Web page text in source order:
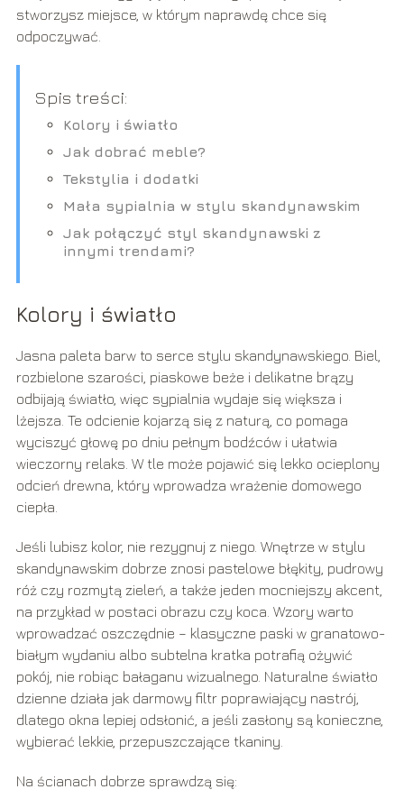
stworzysz miejsce, w którym naprawdę chce się
odpoczywać.
Spis treści:
Kolory i światło
Jak dobrać meble?
Tekstylia i dodatki
Mała sypialnia w stylu skandynawskim
Jak połączyć styl skandynawski z
innymi trendami?
Kolory i światło
Jasna paleta barw to serce stylu skandynawskiego. Biel,
rozbielone szarości, piaskowe beże i delikatne brązy
odbijają światło, więc sypialnia wydaje się większa i
lżejsza. Te odcienie kojarzą się z naturą, co pomaga
wyciszyć głowę po dniu pełnym bodźców i ułatwia
wieczorny relaks. W tle może pojawić się lekko ocieplony
odcień drewna, który wprowadza wrażenie domowego
ciepła.
Jeśli lubisz kolor, nie rezygnuj z niego. Wnętrze w stylu
skandynawskim dobrze znosi pastelowe błękity, pudrowy
róż czy rozmytą zieleń, a także jeden mocniejszy akcent,
na przykład w postaci obrazu czy koca. Wzory warto
wprowadzać oszczędnie – klasyczne paski w granatowo-
białym wydaniu albo subtelna kratka potrafią ożywić
pokój, nie robiąc bałaganu wizualnego. Naturalne światło
dzienne działa jak darmowy filtr poprawiający nastrój,
dlatego okna lepiej odsłonić, a jeśli zasłony są konieczne,
wybierać lekkie, przepuszczające tkaniny.
Na ścianach dobrze sprawdzą się: